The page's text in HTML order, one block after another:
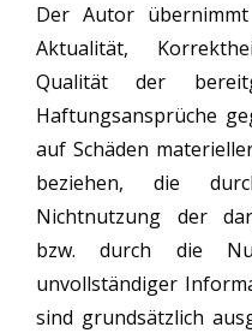
Der Autor
Aktualität,
Qualität der
Haftungsansprüche
auf Schäden
beziehen, die
Nichtnutzung der
bzw. durch die
unvollständiger
sind grundsätzlich